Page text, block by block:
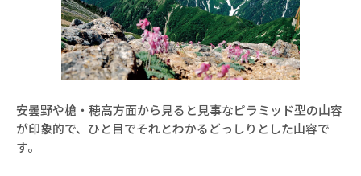
安曇野や槍・穂高方面から見ると見事なピラミッド型の山容
が印象的で、ひと目でそれとわかるどっしりとした山容で
す。